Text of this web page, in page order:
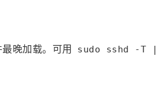
晚加载。可用
sudo sshd -T |